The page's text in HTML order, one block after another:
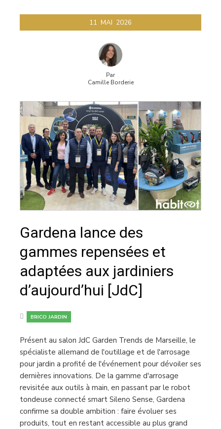
11 MAI 2026
Par
Camille Borderie
Gardena lance des
gammes repensées et
adaptées aux jardiniers
d’aujourd’hui [JdC]
BRICO JARDIN
Présent au salon JdC Garden Trends de Marseille, le
spécialiste allemand de l'outillage et de l'arrosage
pour jardin a profité de l'événement pour dévoiler ses
dernières innovations. De la gamme d'arrosage
revisitée aux outils à main, en passant par le robot
tondeuse connecté smart Sileno Sense, Gardena
confirme sa double ambition : faire évoluer ses
produits, tout en restant accessible au plus grand